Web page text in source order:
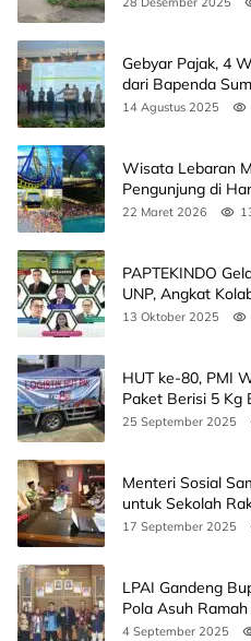
Gebyar Pajak, 4
dari Bapenda
14 Agustus 2025
Wisata Lebaran
Pengunjung di
22 Maret 2026
PAPTEKINDO
UNP, Angkat
Agendanya
13 Oktober 2025
HUT ke-80, PMI
Paket Berisi 5 Kg
25 September 2025
Menteri Sosial
untuk Sekolah
17 September 2025
LPAI Gandeng
Pola Asuh
Ini Jadwalnya
4 September 2025